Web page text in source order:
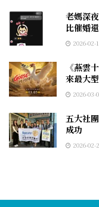
老媽深
比催婚
2026-02-
《燕雲
來最大
2026-03-
五大社
成功
2026-02-